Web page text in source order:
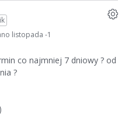
listopada -1
co najmniej 7 dniowy ? od
?